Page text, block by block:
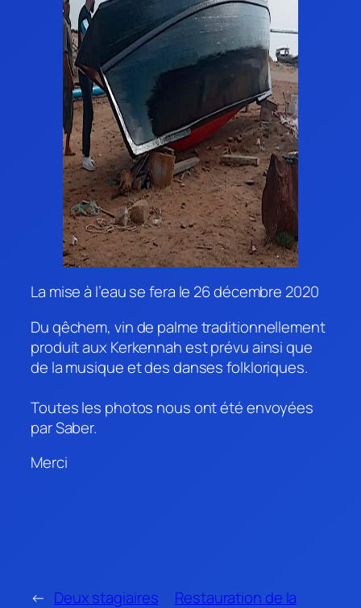
La mise à l’eau se fera le 26 décembre 2020
Du qêchem, vin de palme traditionnellement
produit aux Kerkennah est prévu ainsi que
de la musique et des danses folkloriques.
Toutes les photos nous ont été envoyées
par Saber.
Merci
← Deux stagiaires
Restauration de la